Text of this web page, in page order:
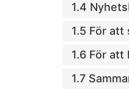
1.4
1.5 För
1.6 För
1.7